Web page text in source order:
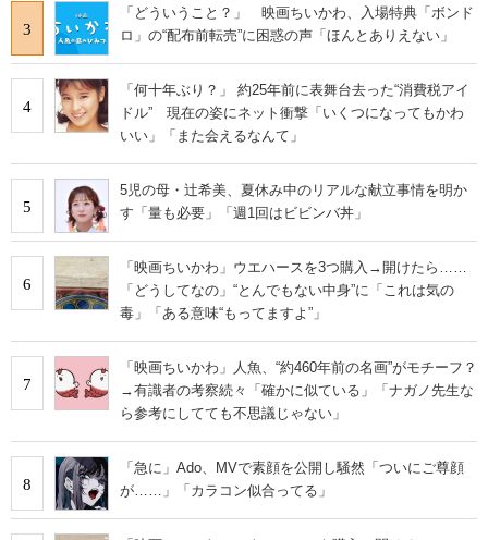
3
「どういうこと？」 映画ちいかわ、入場特典「ボンド
ロ」の“配布前転売”に困惑の声「ほんとありえない」
4
「何十年ぶり？」 約25年前に表舞台去った“消費税アイ
ドル” 現在の姿にネット衝撃「いくつになってもかわ
いい」「また会えるなんて」
5
5児の母・辻希美、夏休み中のリアルな献立事情を明か
す「量も必要」「週1回はビビンバ丼」
6
「映画ちいかわ」ウエハースを3つ購入→開けたら……
「どうしてなの」“とんでもない中身”に「これは気の
毒」「ある意味“もってますよ”」
7
「映画ちいかわ」人魚、“約460年前の名画”がモチーフ？
→有識者の考察続々「確かに似ている」「ナガノ先生な
ら参考にしてても不思議じゃない」
8
「急に」Ado、MVで素顔を公開し騒然「ついにご尊顔
が……」「カラコン似合ってる」